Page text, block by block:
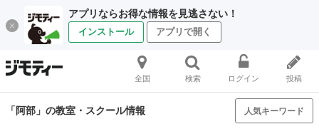
アプリならお得な情報を見逃さない！
インストール アプリで開く
全国 検索 ログイン 投稿
「阿部」の教室・スクール情報 人気キーワード